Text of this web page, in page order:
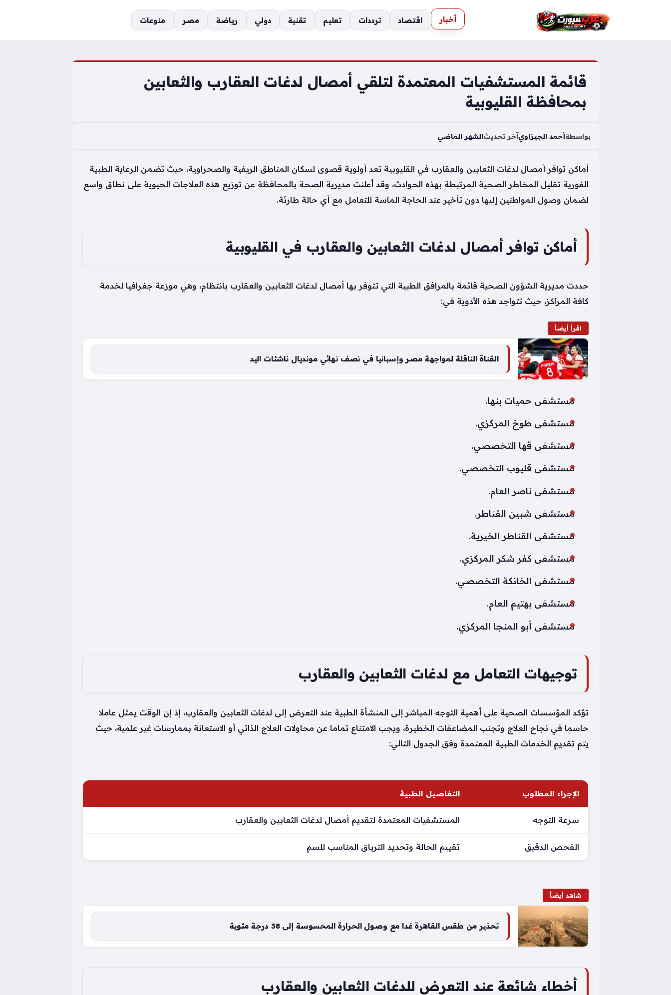
أخبار اقتصاد ترددات تعليم تقنية دولي رياضة مصر منوعات
قائمة المستشفيات المعتمدة لتلقي أمصال لدغات العقارب والثعابين
بمحافظة القليوبية
بواسطةأحمد الجيزاويآخر تحديثالشهر الماضي
أماكن توافر أمصال لدغات الثعابين والعقارب في القليوبية تعد أولوية قصوى لسكان المناطق الريفية والصحراوية، حيث تضمن الرعاية الطبية
الفورية تقليل المخاطر الصحية المرتبطة بهذه الحوادث، وقد أعلنت مديرية الصحة بالمحافظة عن توزيع هذه العلاجات الحيوية على نطاق واسع
لضمان وصول المواطنين إليها دون تأخير عند الحاجة الماسة للتعامل مع أي حالة طارئة.
أماكن توافر أمصال لدغات الثعابين والعقارب في القليوبية
حددت مديرية الشؤون الصحية قائمة بالمرافق الطبية التي تتوفر بها أمصال لدغات الثعابين والعقارب بانتظام، وهي موزعة جغرافيا لخدمة
كافة المراكز، حيث تتواجد هذه الأدوية في:
اقرأ أيضاً
القناة الناقلة لمواجهة مصر وإسبانيا في نصف نهائي مونديال ناشئات اليد
مستشفى حميات بنها.
مستشفى طوخ المركزي.
مستشفى قها التخصصي.
مستشفى قليوب التخصصي.
مستشفى ناصر العام.
مستشفى شبين القناطر.
مستشفى القناطر الخيرية.
مستشفى كفر شكر المركزي.
مستشفى الخانكة التخصصي.
مستشفى بهتيم العام.
مستشفى أبو المنجا المركزي.
توجيهات التعامل مع لدغات الثعابين والعقارب
تؤكد المؤسسات الصحية على أهمية التوجه المباشر إلى المنشأة الطبية عند التعرض إلى لدغات الثعابين والعقارب، إذ إن الوقت يمثل عاملا
حاسما في نجاح العلاج وتجنب المضاعفات الخطيرة، ويجب الامتناع تماما عن محاولات العلاج الذاتي أو الاستعانة بممارسات غير علمية، حيث
يتم تقديم الخدمات الطبية المعتمدة وفق الجدول التالي:
الإجراء المطلوب التفاصيل الطبية
سرعة التوجه المستشفيات المعتمدة لتقديم أمصال لدغات الثعابين والعقارب
الفحص الدقيق تقييم الحالة وتحديد الترياق المناسب للسم
شاهد أيضاً
تحذير من طقس القاهرة غدا مع وصول الحرارة المحسوسة إلى 38 درجة مئوية
أخطاء شائعة عند التعرض للدغات الثعابين والعقارب